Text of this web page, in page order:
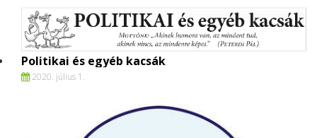
Politikai és egyéb kacsák
2020. július 1.